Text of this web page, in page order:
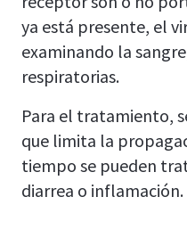
ya está presente, el
examinando la
respiratorias.
Para el tratamiento,
que limita la
tiempo se pueden
diarrea o inflamación.